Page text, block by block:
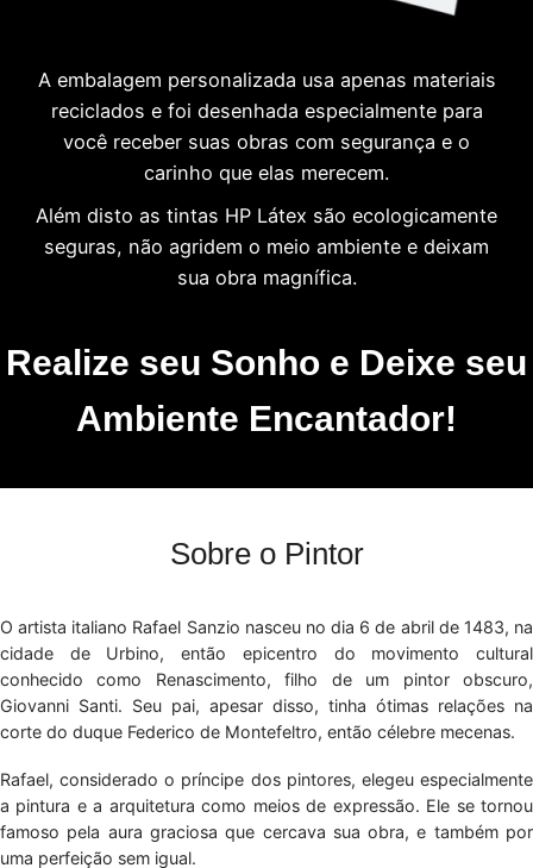
A embalagem personalizada usa apenas materiais
reciclados e foi desenhada especialmente para
você receber suas obras com segurança e o
carinho que elas merecem.
Além disto as tintas HP Látex são ecologicamente
seguras, não agridem o meio ambiente e deixam
sua obra magnífica.
Realize seu Sonho e Deixe seu
Ambiente Encantador!
Sobre o Pintor
O artista italiano Rafael Sanzio nasceu no dia 6 de abril de 1483, na
cidade de Urbino, então epicentro do movimento cultural
conhecido como Renascimento, filho de um pintor obscuro,
Giovanni Santi. Seu pai, apesar disso, tinha ótimas relações na
corte do duque Federico de Montefeltro, então célebre mecenas.
Rafael, considerado o príncipe dos pintores, elegeu especialmente
a pintura e a arquitetura como meios de expressão. Ele se tornou
famoso pela aura graciosa que cercava sua obra, e também por
uma perfeição sem igual.